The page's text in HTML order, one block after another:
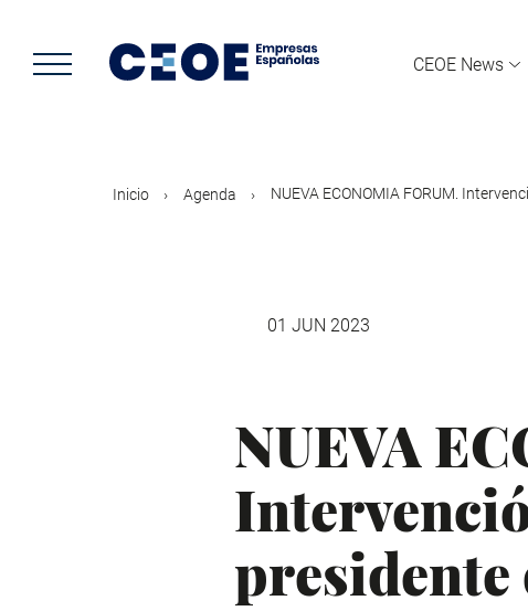
contenido
principal
CEOE News
Inicio Agenda NUEVA ECONOMIA FORUM.
01 JUN 2023
NUEVA
presidente